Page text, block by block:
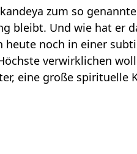
zum so
bleibt. Und wie hat er
heute noch in einer
verwirklichen
eine große spirituelle